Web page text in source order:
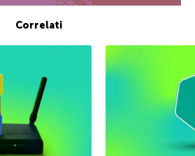
Correlati